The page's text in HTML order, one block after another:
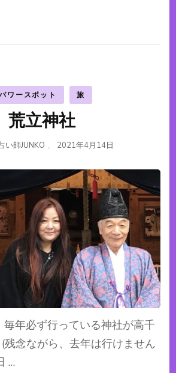
ワースポット 旅
荒立神社
い師JUNKO 、 2021年4月14日
毎年必ず行っている神社が高千
残念ながら、去年は行けません
…